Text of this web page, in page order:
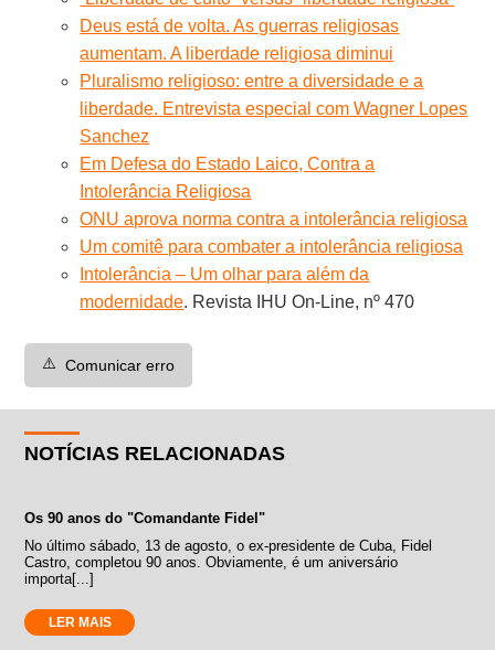
Deus está de volta. As guerras religiosas
aumentam. A liberdade religiosa diminui
Pluralismo religioso: entre a diversidade e a
liberdade. Entrevista especial com Wagner Lopes
Sanchez
Em Defesa do Estado Laico, Contra a
Intolerância Religiosa
ONU aprova norma contra a intolerância religiosa
Um comitê para combater a intolerância religiosa
Intolerância – Um olhar para além da
modernidade. Revista IHU On-Line, nº 470
⚠️ Comunicar erro
NOTÍCIAS RELACIONADAS
Os 90 anos do "Comandante Fidel"
No último sábado, 13 de agosto, o ex-presidente de Cuba, Fidel
Castro, completou 90 anos. Obviamente, é um aniversário
importa[...]
LER MAIS